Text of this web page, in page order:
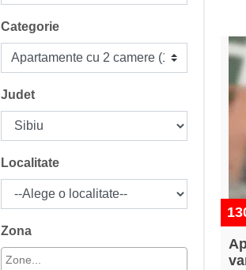
Categorie
Judet
Localitate
Zona